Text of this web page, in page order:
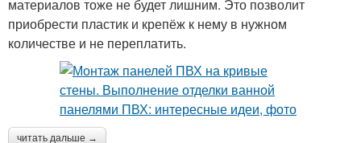
материалов тоже не будет лишним. Это позволит
приобрести пластик и крепёж к нему в нужном
количестве и не переплатить.
читать дальше →